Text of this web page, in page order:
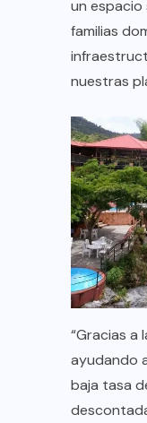
un espacio
familias
nuestras
“Gracias a
ayudando
baja tasa